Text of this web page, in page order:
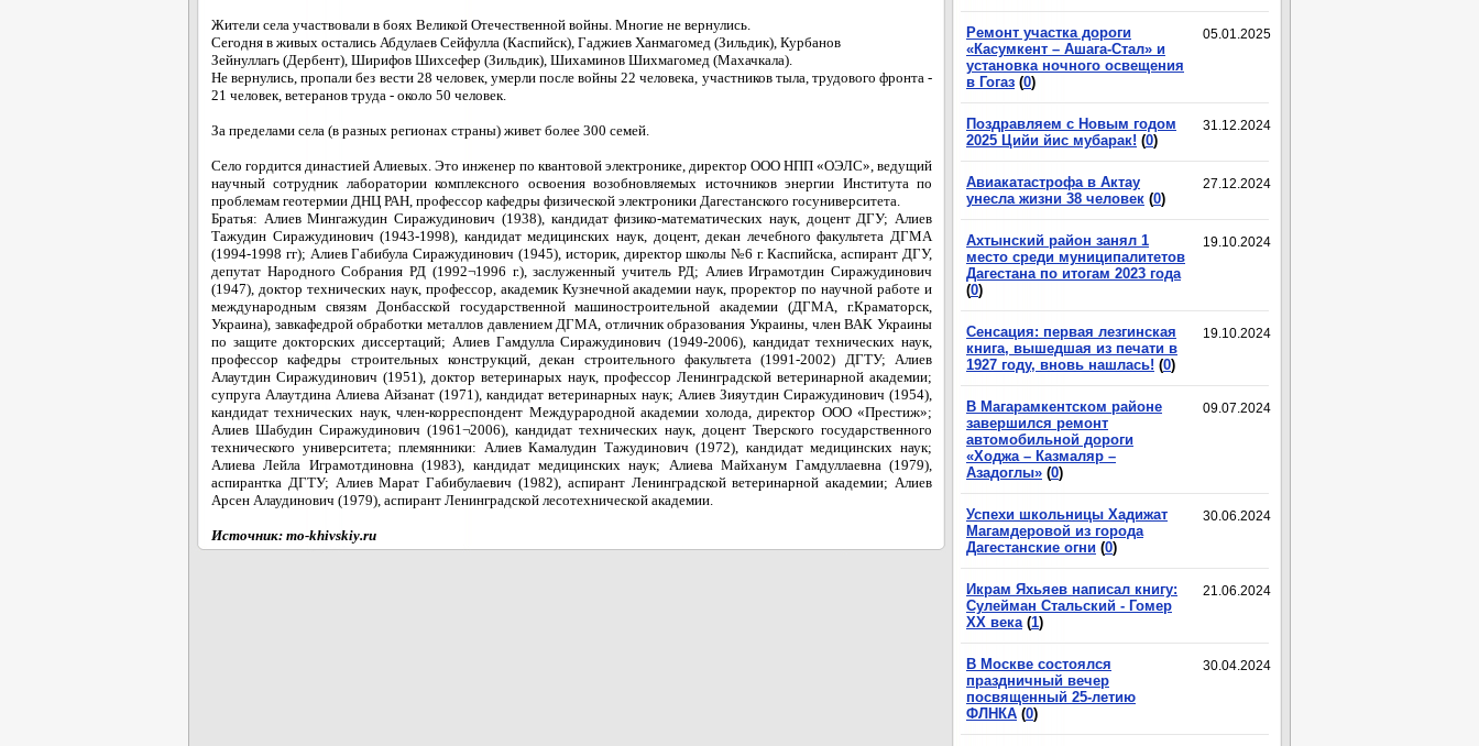
Жители села участвовали в боях Великой Отечественной войны. Многие не вернулись.
Сегодня в живых остались Абдулаев Сейфулла (Каспийск), Гаджиев Ханмагомед (Зильдик), Курбанов
Зейнуллагь (Дербент), Ширифов Шихсефер (Зильдик), Шихаминов Шихмагомед (Махачкала).
Не вернулись, пропали без вести 28 человек, умерли после войны 22 человека, участников тыла, трудового фронта -
21 человек, ветеранов труда - около 50 человек.
За пределами села (в разных регионах страны) живет более 300 семей.
Село гордится династией Алиевых. Это инженер по квантовой электронике, директор ООО НПП «ОЭЛС», ведущий
научный сотрудник лаборатории комплексного освоения возобновляемых источников энергии Института по
проблемам геотермии ДНЦ РАН, профессор кафедры физической электроники Дагестанского госуниверситета.
Братья: Алиев Мингажудин Сиражудинович (1938), кандидат физико-математических наук, доцент ДГУ; Алиев
Тажудин Сиражудинович (1943-1998), кандидат медицинских наук, доцент, декан лечебного факультета ДГМА
(1994-1998 гг); Алиев Габибула Сиражудинович (1945), историк, директор школы №6 г. Каспийска, аспирант ДГУ,
депутат Народного Собрания РД (1992¬1996 г.), заслуженный учитель РД; Алиев Играмотдин Сиражудинович
(1947), доктор технических наук, профессор, академик Кузнечной академии наук, проректор по научной работе и
международным связям Донбасской государственной машиностроительной академии (ДГМА, г.Краматорск,
Украина), завкафедрой обработки металлов давлением ДГМА, отличник образования Украины, член ВАК Украины
по защите докторских диссертаций; Алиев Гамдулла Сиражудинович (1949-2006), кандидат технических наук,
профессор кафедры строительных конструкций, декан строительного факультета (1991-2002) ДГТУ; Алиев
Алаутдин Сиражудинович (1951), доктор ветеринарых наук, профессор Ленинградской ветеринарной академии;
супруга Алаутдина Алиева Айзанат (1971), кандидат ветеринарных наук; Алиев Зияутдин Сиражудинович (1954),
кандидат технических наук, член-корреспондент Междурародной академии холода, директор ООО «Престиж»;
Алиев Шабудин Сиражудинович (1961¬2006), кандидат технических наук, доцент Тверского государственного
технического университета; племянники: Алиев Камалудин Тажудинович (1972), кандидат медицинских наук;
Алиева Лейла Играмотдиновна (1983), кандидат медицинских наук; Алиева Майханум Гамдуллаевна (1979),
аспирантка ДГТУ; Алиев Марат Габибулаевич (1982), аспирант Ленинградской ветеринарной академии; Алиев
Арсен Алаудинович (1979), аспирант Ленинградской лесотехнической академии.
Источник: mo-khivskiy.ru
05.01.2025
Ремонт участка дороги
«Касумкент – Ашага-Стал» и
установка ночного освещения
в Гогаз (0)
31.12.2024
Поздравляем с Новым годом
2025 Цийи йис мубарак! (0)
27.12.2024
Авиакатастрофа в Актау
унесла жизни 38 человек (0)
19.10.2024
Ахтынский район занял 1
место среди муниципалитетов
Дагестана по итогам 2023 года
(0)
19.10.2024
Сенсация: первая лезгинская
книга, вышедшая из печати в
1927 году, вновь нашлась! (0)
09.07.2024
В Магарамкентском районе
завершился ремонт
автомобильной дороги
«Ходжа – Казмаляр –
Азадоглы» (0)
30.06.2024
Успехи школьницы Хадижат
Магамдеровой из города
Дагестанские огни (0)
21.06.2024
Икрам Яхьяев написал книгу:
Сулейман Стальский - Гомер
XX века (1)
30.04.2024
В Москве состоялся
праздничный вечер
посвященный 25-летию
ФЛНКА (0)